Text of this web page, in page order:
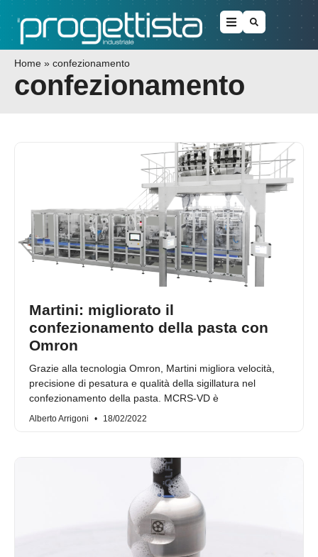
Home » confezionamento
confezionamento
Martini: migliorato il
confezionamento della pasta con
Omron
Grazie alla tecnologia Omron, Martini migliora velocità,
precisione di pesatura e qualità della sigillatura nel
confezionamento della pasta. MCRS-VD è
Alberto Arrigoni 18/02/2022